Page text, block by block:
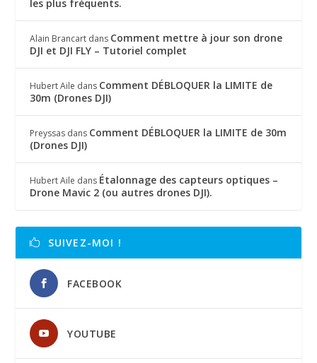
les plus fréquents.
Alain Brancart dans Comment mettre à jour son drone
DJI et DJI FLY – Tutoriel complet
Hubert Aile dans Comment DÉBLOQUER la LIMITE de
30m (Drones DJI)
Preyssas dans Comment DÉBLOQUER la LIMITE de 30m
(Drones DJI)
Hubert Aile dans Étalonnage des capteurs optiques –
Drone Mavic 2 (ou autres drones DJI).
SUIVEZ-MOI !
FACEBOOK
YOUTUBE